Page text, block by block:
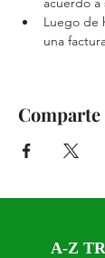
Luego de
una
Comparte
A-Z